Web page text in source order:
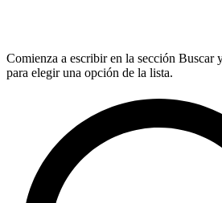
Comienza a escribir en la sección Buscar
para elegir una opción de la lista.